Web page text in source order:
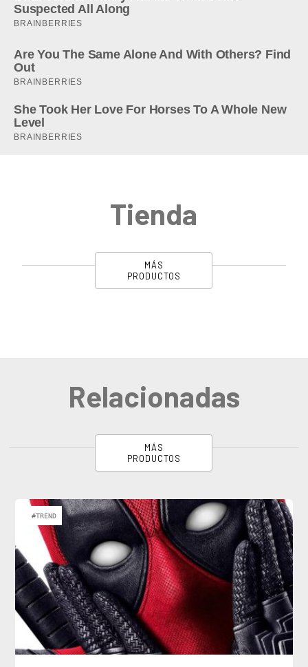
Tienda
MÁS
PRODUCTOS
Relacionadas
MÁS
PRODUCTOS
#TREND